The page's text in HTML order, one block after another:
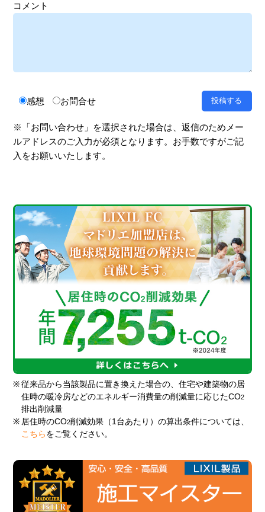
コメント
感想 お問合せ
※「お問い合わせ」を選択された場合は、返信のためメー
ルアドレスのご入力が必須となります。お手数ですがご記
入をお願いいたします。
※ 従来品から当該製品に置き換えた場合の、住宅や建築物の居
住時の暖冷房などのエネルギー消費量の削減量に応じたCO2
排出削減量
※ 居住時のCO2削減効果（1台あたり）の算出条件については、
こちら をご覧ください。